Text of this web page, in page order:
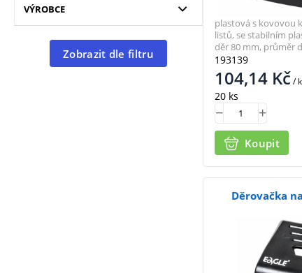
VÝROBCE
Zobrazit dle filtru 193139
104,14 Kč/
20 ks
Koupit
plastová s kovovou
listů, se stabilním
děr 80 mm, průměr
Děrovačka